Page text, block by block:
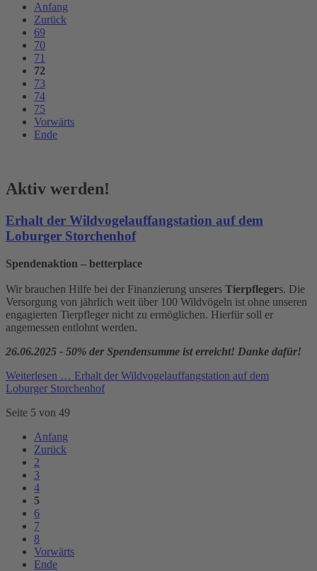
Anfang
Zurück
69
70
71
72
73
74
75
Vorwärts
Ende
Aktiv werden!
Erhalt der Wildvogelauffangstation auf dem
Loburger Storchenhof
Spendenaktion – betterplace
Wir brauchen Hilfe bei der Finanzierung unseres Tierpflegers. Die
Versorgung von jährlich weit über 100 Wildvögeln ist ohne unseren
engagierten Tierpfleger nicht zu ermöglichen. Hierfür soll er
angemessen entlohnt werden.
26.06.2025 - 50% der Spendensumme ist erreicht! Danke dafür!
Weiterlesen … Erhalt der Wildvogelauffangstation auf dem
Loburger Storchenhof
Seite 5 von 49
Anfang
Zurück
2
3
4
5
6
7
8
Vorwärts
Ende